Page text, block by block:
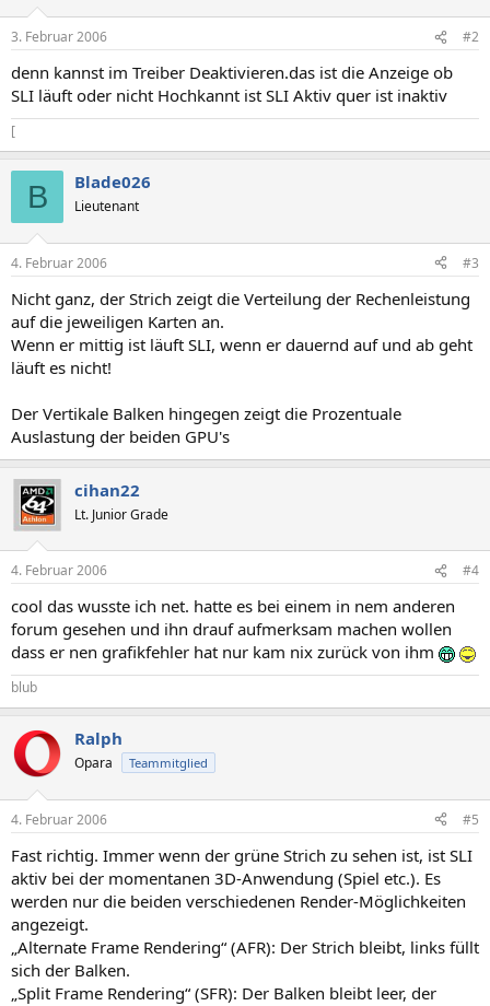
3. Februar 2006 #2
denn kannst im Treiber Deaktivieren.das ist die Anzeige ob
SLI läuft oder nicht Hochkannt ist SLI Aktiv quer ist inaktiv
[
B Blade026
Lieutenant
4. Februar 2006 #3
Nicht ganz, der Strich zeigt die Verteilung der Rechenleistung
auf die jeweiligen Karten an.
Wenn er mittig ist läuft SLI, wenn er dauernd auf und ab geht
läuft es nicht!
Der Vertikale Balken hingegen zeigt die Prozentuale
Auslastung der beiden GPU's
cihan22
Lt. Junior Grade
4. Februar 2006 #4
cool das wusste ich net. hatte es bei einem in nem anderen
forum gesehen und ihn drauf aufmerksam machen wollen
dass er nen grafikfehler hat nur kam nix zurück von ihm
blub
Ralph
Opara Teammitglied
4. Februar 2006 #5
Fast richtig. Immer wenn der grüne Strich zu sehen ist, ist SLI
aktiv bei der momentanen 3D-Anwendung (Spiel etc.). Es
werden nur die beiden verschiedenen Render-Möglichkeiten
angezeigt.
„Alternate Frame Rendering“ (AFR): Der Strich bleibt, links füllt
sich der Balken.
„Split Frame Rendering“ (SFR): Der Balken bleibt leer, der